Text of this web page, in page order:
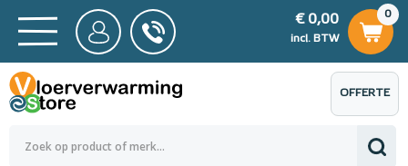
BTW
0,00
0
€ 0,00
incl. BTW
€ 0,00
OFFERTE
AANVRAGEN